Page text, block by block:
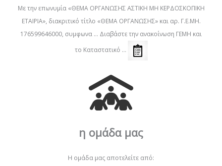
Με την επωνυμία «ΘΕΜΑ ΟΡΓΑΝΩΣΗΣ ΑΣΤΙΚΗ ΜΗ ΚΕΡΔΟΣΚΟΠΙΚΗ
ΕΤΑΙΡΙΑ», διακριτικό τίτλο «ΘΕΜΑ ΟΡΓΑΝΩΣΗΣ» και αρ. Γ.Ε.ΜΗ.
176599646000, συμφωνα … Διαβάστε την ανακοίνωση ΓΕΜΗ και
το Καταστατικό …
η ομάδα μας
Η ομάδα μας αποτελείτε από: